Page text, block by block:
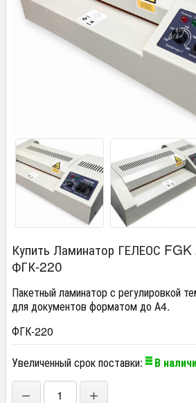
Купить Ламинатор ГЕЛЕОС FGK
ФГК-220
Пакетный ламинатор с регулировкой
для документов форматом до А4.
ФГК-220
Увеличенный срок поставки:
В
− +